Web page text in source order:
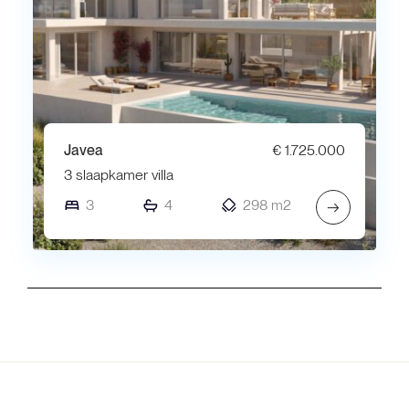
Javea
€ 1.725.000
3 slaapkamer villa
3
4 298 m2 →